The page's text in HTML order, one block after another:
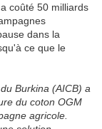
coûté 50 milliards
dans la
ce que le
Burkina (AICB) a
du coton OGM
agricole.